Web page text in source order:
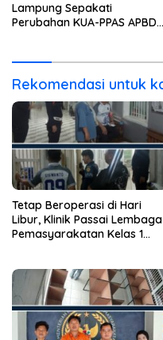
Tambah Wartelsuspas Serta
Pasang Kamera Pengawas
Lampung Sepakati
Perubahan KUA-PPAS APBD
Rekomendasi untuk
Tetap Beroperasi di Hari
Libur, Klinik Passai Lembaga
Pemasyarakatan Kelas 1
Masyarakat 24 Jam